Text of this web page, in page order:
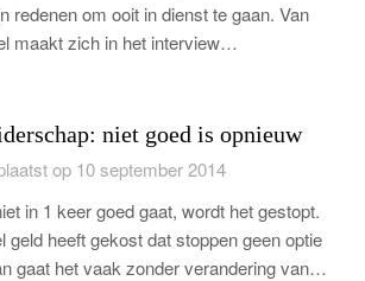
redenen om ooit in dienst te gaan. Van
maakt zich in het interview…
niet goed is opnieuw
op 10 september 2014
in 1 keer goed gaat, wordt het gestopt.
geld heeft gekost dat stoppen geen optie
gaat het vaak zonder verandering van…